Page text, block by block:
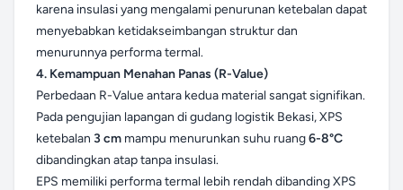
karena insulasi yang mengalami penurunan ketebalan dapat
menyebabkan ketidakseimbangan struktur dan
menurunnya performa termal.
4. Kemampuan Menahan Panas (R-Value)
Perbedaan R-Value antara kedua material sangat signifikan.
Pada pengujian lapangan di gudang logistik Bekasi, XPS
ketebalan 3 cm mampu menurunkan suhu ruang6-8°C
dibandingkan atap tanpa insulasi.
EPS memiliki performa termal lebih rendah dibanding XPS